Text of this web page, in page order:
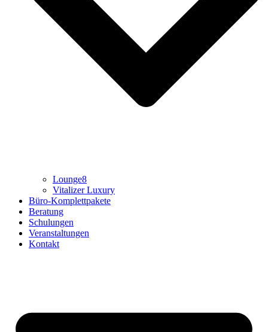
Lounge8
Vitalizer Luxury
Büro-Komplettpakete
Beratung
Schulungen
Veranstaltungen
Kontakt